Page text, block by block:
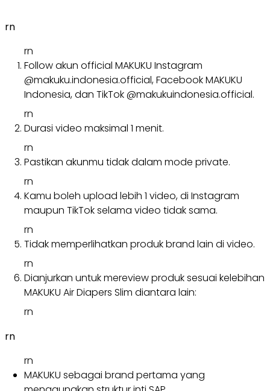
rn
rn
Follow akun official MAKUKU Instagram
@makuku.indonesia.official, Facebook MAKUKU
Indonesia, dan TikTok @makukuindonesia.official.
rn
Durasi video maksimal 1 menit.
rn
Pastikan akunmu tidak dalam mode private.
rn
Kamu boleh upload lebih 1 video, di Instagram
maupun TikTok selama video tidak sama.
rn
Tidak memperlihatkan produk brand lain di video.
rn
Dianjurkan untuk mereview produk sesuai kelebihan
MAKUKU Air Diapers Slim diantara lain:
rn
rn
rn
MAKUKU sebagai brand pertama yang